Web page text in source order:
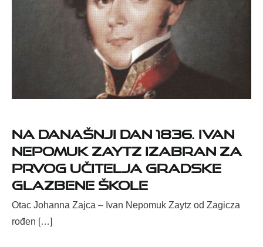
Na današnji dan 1836. Ivan
Nepomuk Zaytz izabran za
prvog učitelja Gradske
glazbene škole
Otac Johanna Zajca – Ivan Nepomuk Zaytz od Zagicza
rođen […]